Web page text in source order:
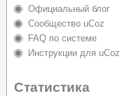
Официальный блог
Сообщество uCoz
FAQ по системе
Инструкции для uCoz
Статистика